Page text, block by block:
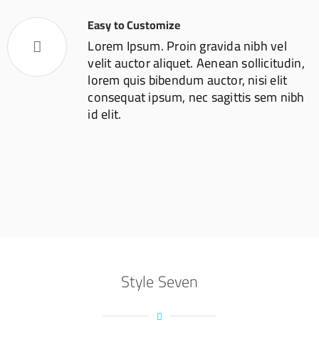
Easy to Customize
Lorem Ipsum. Proin gravida nibh vel
velit auctor aliquet. Aenean sollicitudin,
lorem quis bibendum auctor, nisi elit
consequat ipsum, nec sagittis sem nibh
id elit.
Style Seven